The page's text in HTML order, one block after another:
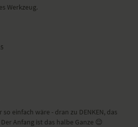
Werkzeug.
einfach wäre - dran zu DENKEN, das
Anfang ist das halbe Ganze 😌